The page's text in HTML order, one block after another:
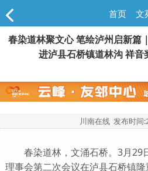
首页 文
春染道林聚文心 笔绘泸州启新篇
进泸县石桥镇道林沟 祥音
川南在线 发布时间:
春染道林，文涌石桥。3月29
理事会第二次会议在泸县石桥镇